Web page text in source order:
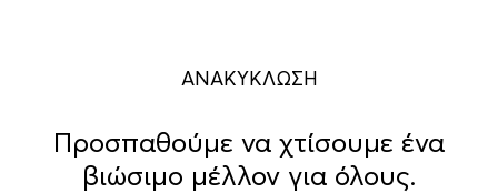
ΑΝΑΚΥΚΛΩΣΗ
Προσπαθούμε να χτίσουμε ένα
βιώσιμο μέλλον για όλους.